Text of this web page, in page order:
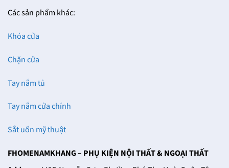
Các sản phẩm khác:
Khóa cửa
Chặn cửa
Tay nắm tủ
Tay nắm cửa chính
Sắt uốn mỹ thuật
FHOMENAMKHANG – PHỤ KIỆN NỘI THẤT & NGOẠI THẤT